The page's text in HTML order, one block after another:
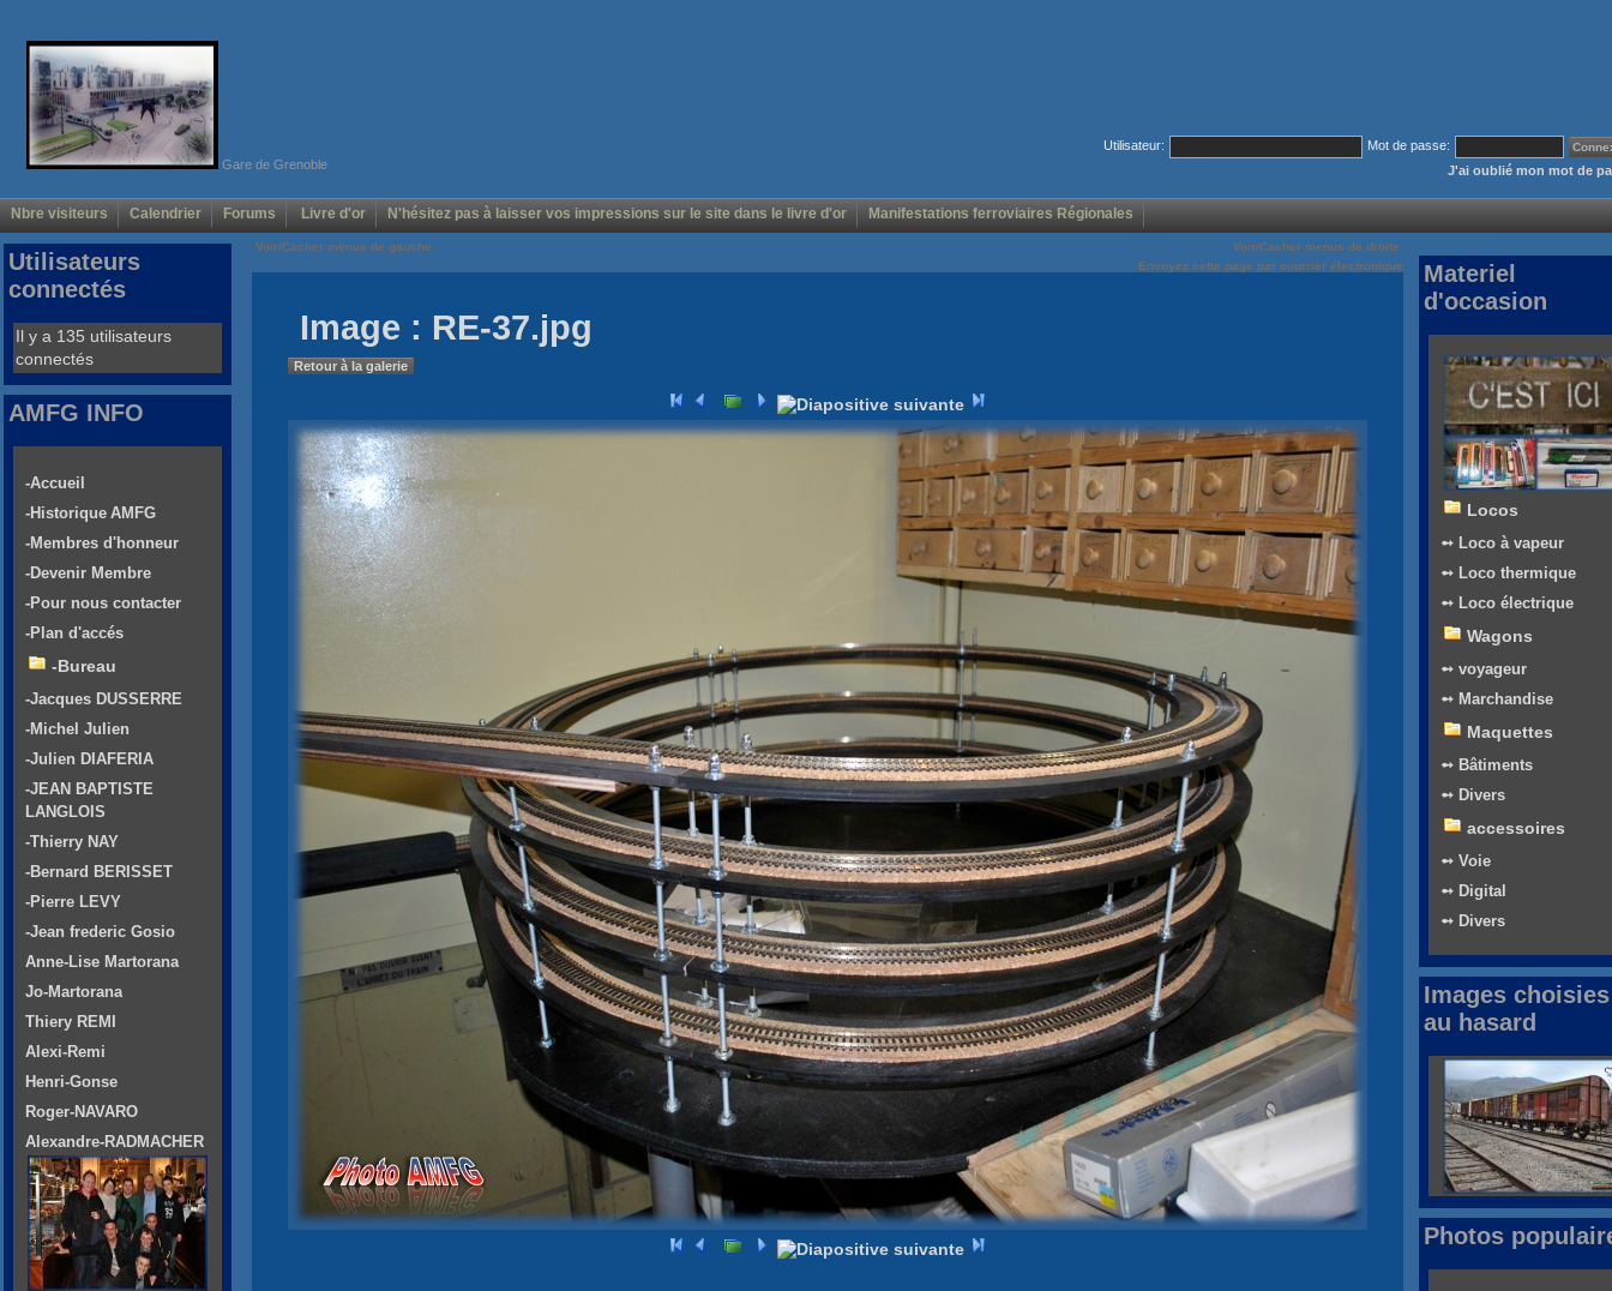
Gare de Grenoble
Utilisateur:
Mot de passe:
J'ai oublié mon mot de
Nbre visiteurs Calendrier Forums Livre d'or N'hésitez pas à laisser vos impressions sur le site dans le livre d'or Manifestations ferroviaires Régionales
Voir/Cacher menus de gauche
Voir/Cacher menus de droite
Envoyez cette page par courrier électronique
Image : RE-37.jpg
Retour à la galerie
Utilisateurs
connectés
Il y a 135 utilisateurs
connectés
AMFG INFO
-Accueil
-Historique AMFG
-Membres d'honneur
-Devenir Membre
-Pour nous contacter
-Plan d'accés
-Bureau
-Jacques DUSSERRE
-Michel Julien
-Julien DIAFERIA
-JEAN BAPTISTE
LANGLOIS
-Thierry NAY
-Bernard BERISSET
-Pierre LEVY
-Jean frederic Gosio
Anne-Lise Martorana
Jo-Martorana
Thiery REMI
Alexi-Remi
Henri-Gonse
Roger-NAVARO
Alexandre-RADMACHER
Materiel
d'occasion
Locos
➻ Loco à vapeur
➻ Loco thermique
➻ Loco électrique
Wagons
➻ voyageur
➻ Marchandise
Maquettes
➻ Bâtiments
➻ Divers
accessoires
➻ Voie
➻ Digital
➻ Divers
Images choisies
au hasard
Photos